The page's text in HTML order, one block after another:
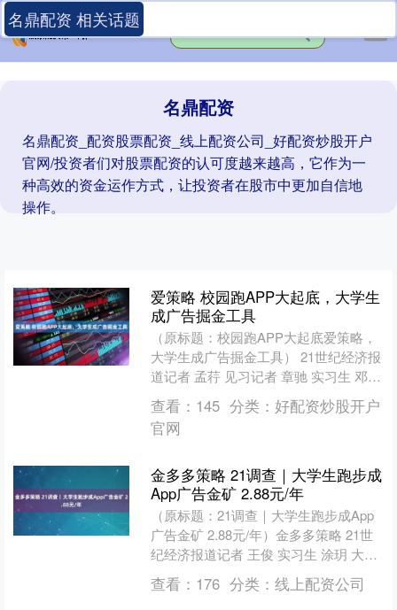
名鼎配资
名鼎配资_配资股票配资_线上配资公司_好配资炒股开户
官网/投资者们对股票配资的认可度越来越高，它作为一
种高效的资金运作方式，让投资者在股市中更加自信地
操作。
名鼎配资 相关话题
爱策略 校园跑APP大起底，大学生
成广告掘金工具
（原标题：校园跑APP大起底爱策略，
大学生成广告掘金工具） 21世纪经济报
道记者 孟荇 见习记者 章驰 实习生 邓凯
死腿，快跑啊！ 要说当代大学生最想卸
载的A....
查看： 145 分类： 好配资炒股开户
官网
金多多策略 21调查｜大学生跑步成
App广告金矿 2.88元/年
（原标题：21调查｜大学生跑步成App
广告金矿 2.88元/年）金多多策略 21世
纪经济报道记者 王俊 实习生 涂玥 大学
生最想卸载的App里，各式校园跑App....
查看： 176 分类： 线上配资公司